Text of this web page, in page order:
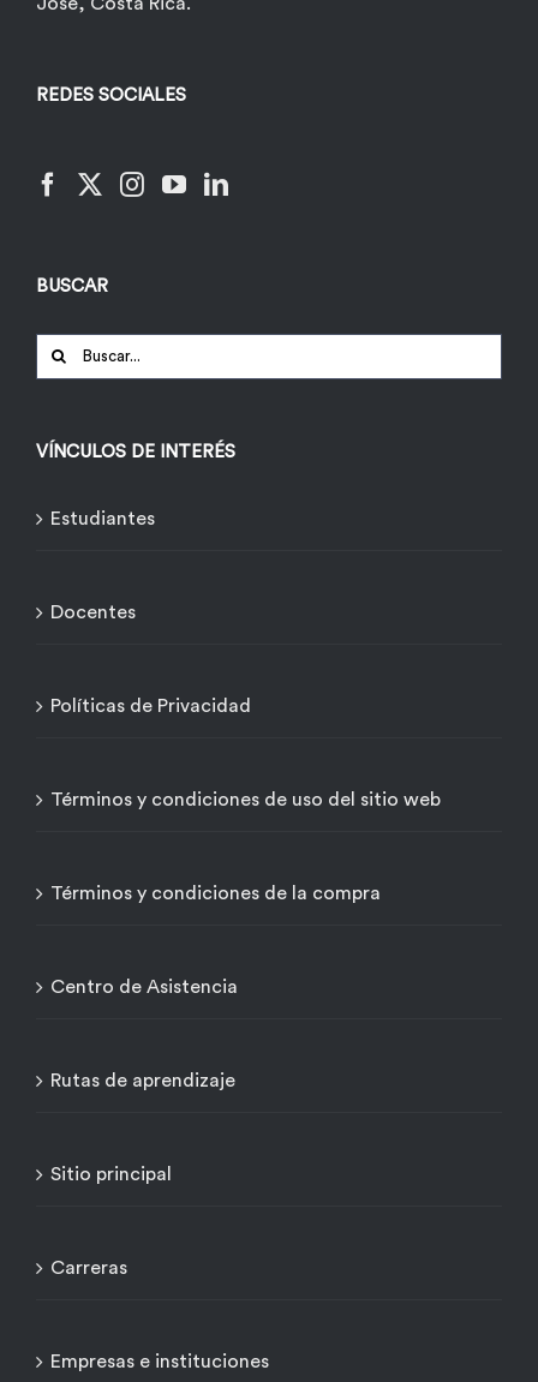
REDES SOCIALES
BUSCAR
Buscar:
VÍNCULOS DE INTERÉS
Estudiantes
Docentes
Políticas de Privacidad
Términos y condiciones de uso del sitio web
Términos y condiciones de la compra
Centro de Asistencia
Rutas de aprendizaje
Sitio principal
Carreras
Empresas e instituciones